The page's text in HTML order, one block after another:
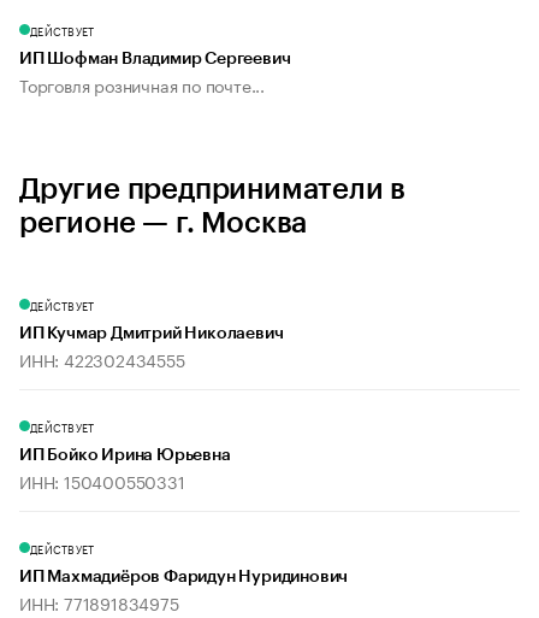
ДЕЙСТВУЕТ
ИП Шофман Владимир Сергеевич
Торговля розничная по почте...
Другие предприниматели в
регионе — г. Москва
ДЕЙСТВУЕТ
ИП Кучмар Дмитрий Николаевич
ИНН: 422302434555
ДЕЙСТВУЕТ
ИП Бойко Ирина Юрьевна
ИНН: 150400550331
ДЕЙСТВУЕТ
ИП Махмадиёров Фаридун Нуридинович
ИНН: 771891834975